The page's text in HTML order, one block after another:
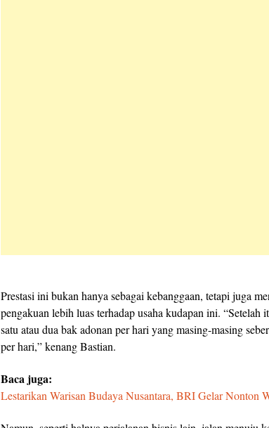
Prestasi ini bukan hanya sebagai kebanggaan, tetapi juga
pengakuan lebih luas terhadap usaha kudapan ini.
satu atau dua bak adonan per hari yang masing-masing
per hari,” kenang Bastian.
Baca juga:
Lestarikan Warisan Budaya Nusantara, BRI Gelar Nonton